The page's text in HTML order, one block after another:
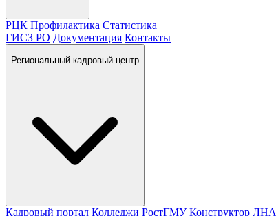
РЦК Профилактика Статистика
ГИСЗ РО Документация Контакты
Региональный кадровый центр
Кадровый портал Колледжи РостГМУ Конструктор ЛНА